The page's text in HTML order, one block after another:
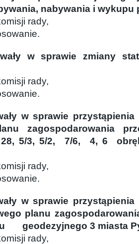
nabywania i wykupu
rady,
w sprawie zmiany
rady,
w sprawie
zagospodarowania
28, 5/3, 5/2, 7/6, 4, 6
rady,
w sprawie
planu
geodezyjnego 3 miasta
rady,